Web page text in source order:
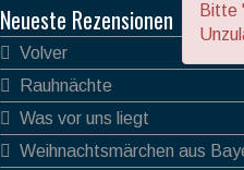
Bitte
Neueste Rezensionen
Volver
Rauhnächte
Was vor uns liegt
Weihnachtsmärchen aus